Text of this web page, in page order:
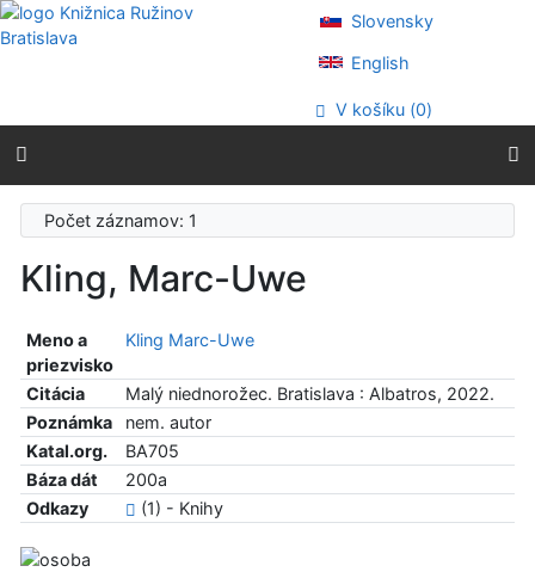
Prejsť na obsah
Prejsť na menu
Prehlásenie o webovej prístupnosti
Slovensky
English
V košíku (0)
Počet záznamov: 1
Kling, Marc-Uwe
Meno a
priezvisko
Kling Marc-Uwe
Citácia
Malý niednorožec. Bratislava : Albatros, 2022.
Poznámka
nem. autor
Katal.org.
BA705
Báza dát
200a
Odkazy
(1) - Knihy